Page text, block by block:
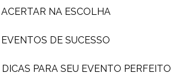
ACERTAR NA ESCOLHA
DE SUCESSO
PARA SEU EVENTO PERFEITO